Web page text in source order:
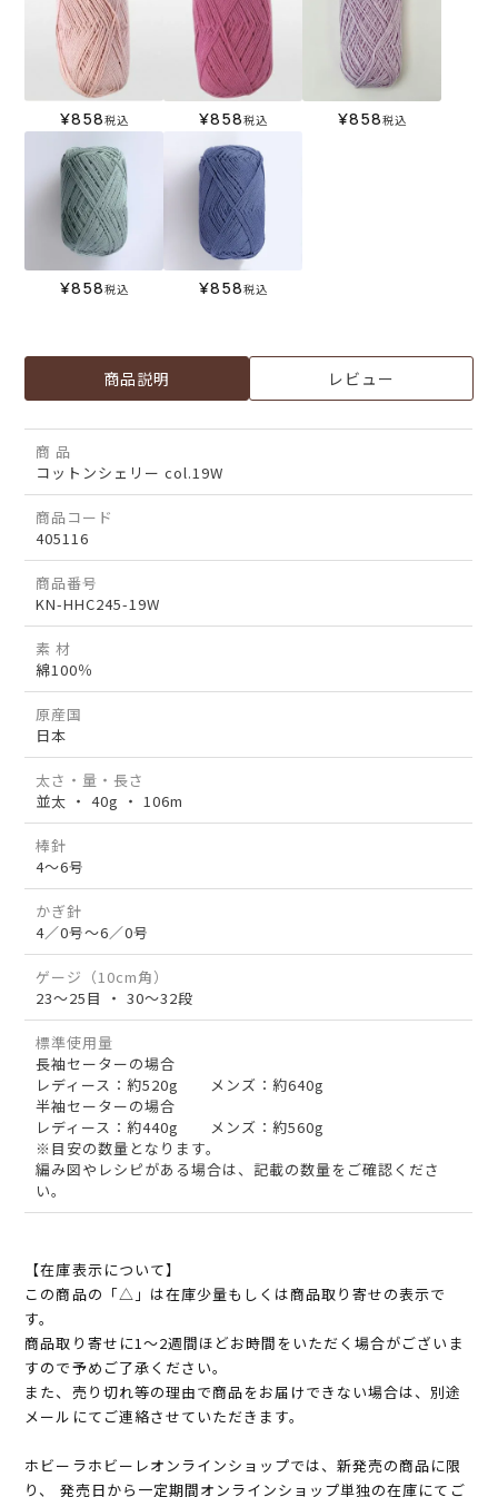
¥858税込 ¥858税込 ¥858税込
¥858税込 ¥858税込
商品説明 レビュー
商 品
コットンシェリー col.19W
商品コード
405116
商品番号
KN-HHC245-19W
素 材
綿100％
原産国
日本
太さ・量・長さ
並太 ・ 40g ・ 106m
棒針
4～6号
かぎ針
4／0号～6／0号
ゲージ（10cm角）
23～25目 ・ 30～32段
標準使用量
長袖セーターの場合
レディース：約520g メンズ：約640g
半袖セーターの場合
レディース：約440g メンズ：約560g
※目安の数量となります。
編み図やレシピがある場合は、記載の数量をご確認くださ
い。
【在庫表示について】
この商品の「△」は在庫少量もしくは商品取り寄せの表示で
す。
商品取り寄せに1～2週間ほどお時間をいただく場合がございま
すので予めご了承ください。
また、売り切れ等の理由で商品をお届けできない場合は、別途
メールにてご連絡させていただきます。
ホビーラホビーレオンラインショップでは、新発売の商品に限
り、 発売日から一定期間オンラインショップ単独の在庫にてご